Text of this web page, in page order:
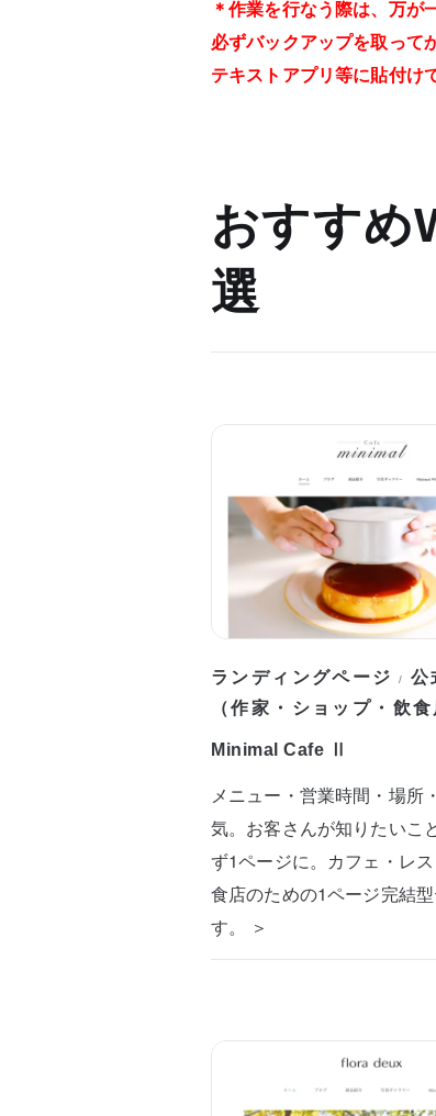
＊作業を行なう際は、万が
必ずバックアップを取って
テキストアプリ等に貼付け
おすすめ
選
ランディングページ / 公
（作家・ショップ・飲食
Minimal Cafe Ⅱ
メニュー・営業時間・場所
気。お客さんが知りたいこ
ず1ページに。カフェ・レ
食店のための1ページ完結
す。 ＞